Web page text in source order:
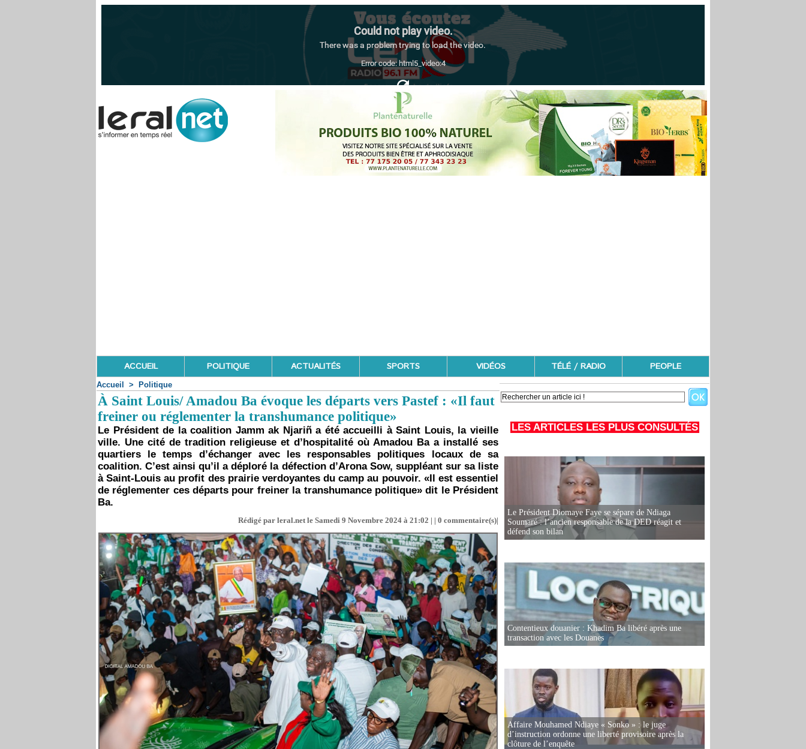
ACCUEIL POLITIQUE ACTUALITÉS SPORTS VIDÉOS TÉLÉ / RADIO PEOPLE
Accueil > Politique
À Saint Louis/ Amadou Ba évoque les départs vers Pastef : «Il faut
freiner ou réglementer la transhumance politique»
Le Président de la coalition Jamm ak Njariñ a été accueilli à Saint Louis, la vieille
ville. Une cité de tradition religieuse et d’hospitalité où Amadou Ba a installé ses
quartiers le temps d’échanger avec les responsables politiques locaux de sa
coalition. C’est ainsi qu’il a déploré la défection d’Arona Sow, suppléant sur sa liste
à Saint-Louis au profit des prairie verdoyantes du camp au pouvoir. «Il est essentiel
de réglementer ces départs pour freiner la transhumance politique» dit le Président
Ba.
Rédigé par leral.net le Samedi 9 Novembre 2024 à 21:02 | | 0 commentaire(s)|
LES ARTICLES LES PLUS CONSULTÉS
Le Président Diomaye Faye se sépare de Ndiaga
Soumaré : l’ancien responsable de la DED réagit et
défend son bilan
Contentieux douanier : Khadim Ba libéré après une
transaction avec les Douanes
Affaire Mouhamed Ndiaye « Sonko » : le juge
d’instruction ordonne une liberté provisoire après la
clôture de l’enquête